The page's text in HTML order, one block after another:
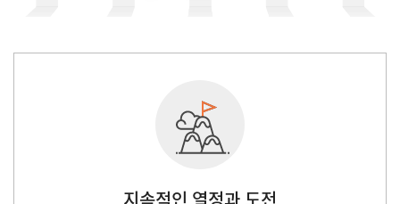
지속적인 열정과 도전